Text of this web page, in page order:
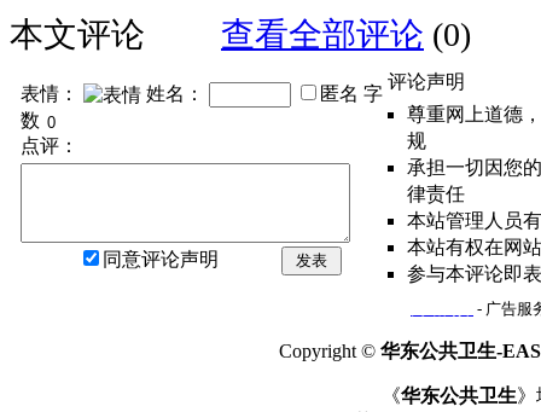
本文评论 查看全部评论 (0)
表情： 姓名： 匿名 字
数
点评：
同意评论声明 发表
评论声明
尊重网上道德
规
承担一切因您
律责任
本站管理人员
本站有权在网
参与本评论即
- 广告服
Copyright © 华东公共卫生-
《华东公共卫生》